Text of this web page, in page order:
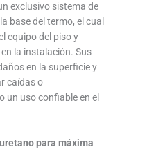
exclusivo sistema de
base del termo, el cual
equipo del piso y
la instalación. Sus
en la superficie y
caídas o
un uso confiable en el
para máxima